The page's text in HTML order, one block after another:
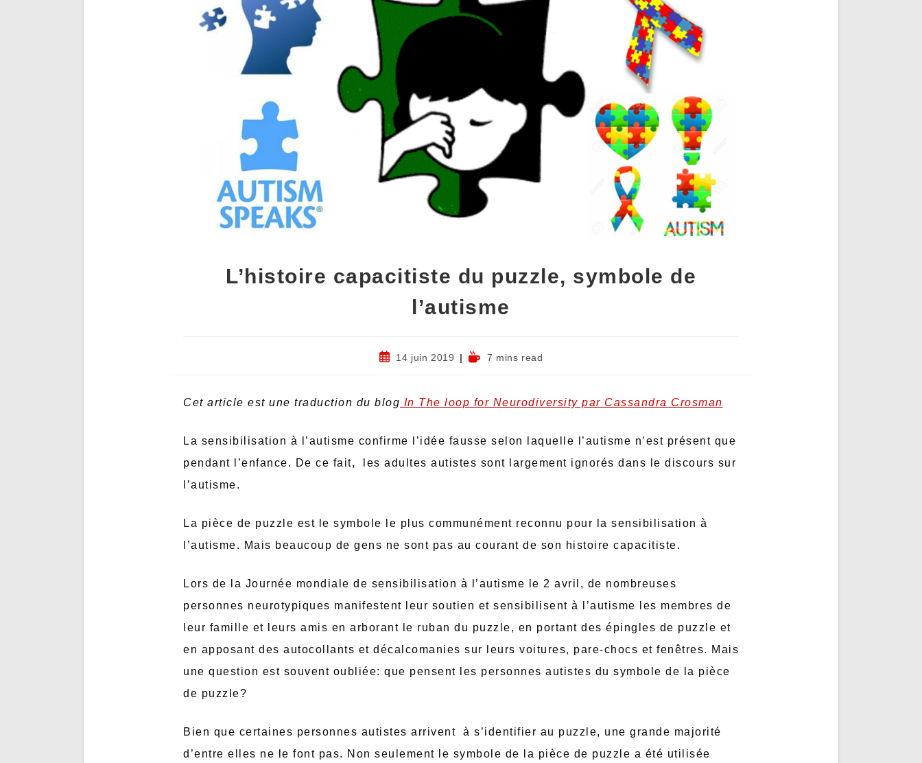
L’histoire capacitiste du puzzle, symbole de
l’autisme
14 juin 2019 7 mins read
Cet article est une traduction du blog In The loop for Neurodiversity par Cassandra Crosman
La sensibilisation à l’autisme confirme l’idée fausse selon laquelle l’autisme n’est présent que
pendant l’enfance. De ce fait, les adultes autistes sont largement ignorés dans le discours sur
l’autisme.
La pièce de puzzle est le symbole le plus communément reconnu pour la sensibilisation à
l’autisme. Mais beaucoup de gens ne sont pas au courant de son histoire capacitiste.
Lors de la Journée mondiale de sensibilisation à l’autisme le 2 avril, de nombreuses
personnes neurotypiques manifestent leur soutien et sensibilisent à l’autisme les membres de
leur famille et leurs amis en arborant le ruban du puzzle, en portant des épingles de puzzle et
en apposant des autocollants et décalcomanies sur leurs voitures, pare-chocs et fenêtres. Mais
une question est souvent oubliée: que pensent les personnes autistes du symbole de la pièce
de puzzle?
Bien que certaines personnes autistes arrivent à s’identifier au puzzle, une grande majorité
d’entre elles ne le font pas. Non seulement le symbole de la pièce de puzzle a été utilisée